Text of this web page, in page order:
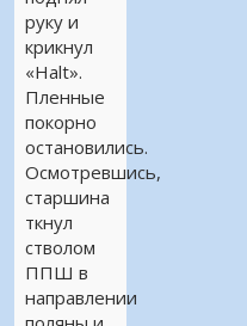
руку и
крикнул
«Halt».
Пленные
покорно
остановились.
Осмотревшись,
старшина
ткнул
стволом
ППШ в
направлении